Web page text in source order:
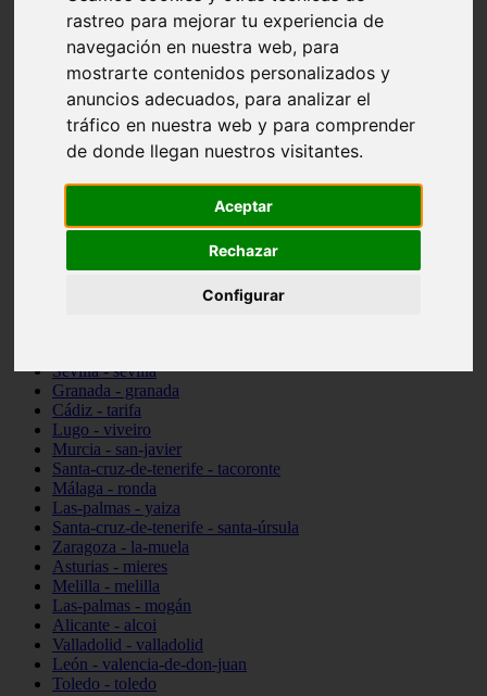
rastreo para mejorar tu experiencia de
navegación en nuestra web, para
mostrarte contenidos personalizados y
anuncios adecuados, para analizar el
tráfico en nuestra web y para comprender
de donde llegan nuestros visitantes.
Aceptar
Rechazar
Configurar
Madrid - pozuelo-de-alarcón
Teruel - sarrión
Cádiz - algodonales
Illes-balears - inca
Madrid - madrid
Málaga - torremolinos
Asturias - oviedo
Cádiz - el-puerto-de-santa-maría
Málaga - marbella
Barcelona - barcelona
Sevilla - sevilla
Granada - granada
Cádiz - tarifa
Lugo - viveiro
Murcia - san-javier
Santa-cruz-de-tenerife - tacoronte
Málaga - ronda
Las-palmas - yaiza
Santa-cruz-de-tenerife - santa-úrsula
Zaragoza - la-muela
Asturias - mieres
Melilla - melilla
Las-palmas - mogán
Alicante - alcoi
Valladolid - valladolid
León - valencia-de-don-juan
Toledo - toledo